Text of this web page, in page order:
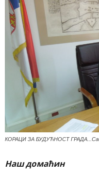
КОРАЦИ ЗА БУДУЋНОСТ
Наш домаћин